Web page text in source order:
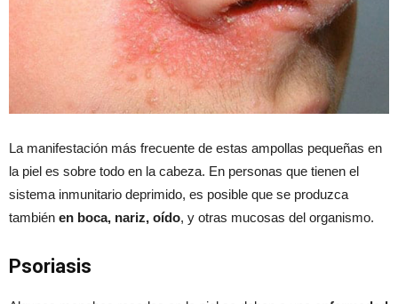
La manifestación más frecuente de estas ampollas pequeñas en
la piel es sobre todo en la cabeza. En personas que tienen el
sistema inmunitario deprimido, es posible que se produzca
también en boca, nariz, oído, y otras mucosas del organismo.
Psoriasis